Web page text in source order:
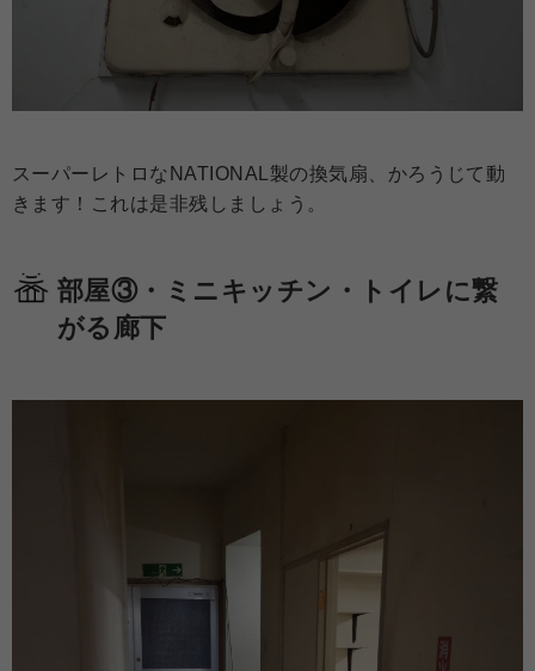
スーパーレトロなNATIONAL製の換気扇、かろうじて動
きます！これは是非残しましょう。
部屋③・ミニキッチン・トイレに繋
がる廊下